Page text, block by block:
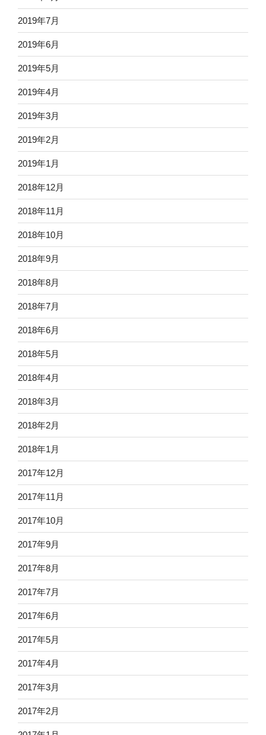
2019年7月
2019年6月
2019年5月
2019年4月
2019年3月
2019年2月
2019年1月
2018年12月
2018年11月
2018年10月
2018年9月
2018年8月
2018年7月
2018年6月
2018年5月
2018年4月
2018年3月
2018年2月
2018年1月
2017年12月
2017年11月
2017年10月
2017年9月
2017年8月
2017年7月
2017年6月
2017年5月
2017年4月
2017年3月
2017年2月